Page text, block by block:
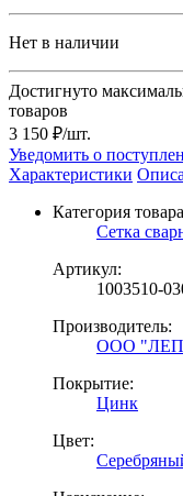
Нет в наличии
Достигнуто
товаров
3 150 ₽/шт.
Уведомить о
Характеристики
Категория
Сетка
Артикул:
1003510-
Производитель:
ООО
Покрытие:
Цинк
Цвет: